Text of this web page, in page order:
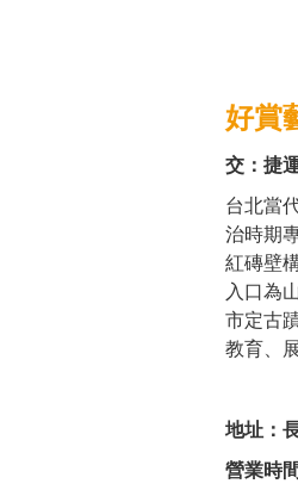
好賞
交：捷
台北當
治時期
紅磚壁
入口為
市定古
教育、
地址：
營業時